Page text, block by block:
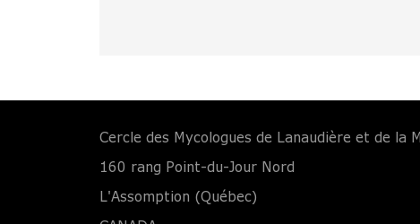
Cercle des Mycologues de Lanaudière et de la
160 rang Point-du-Jour Nord
L'Assomption (Québec)